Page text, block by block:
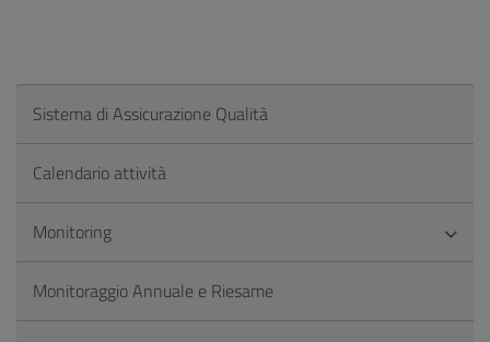
Sistema di Assicurazione Qualità
Calendario attività
Monitoring
Monitoraggio Annuale e Riesame